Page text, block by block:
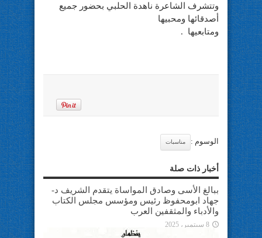
وتتشرف الشاعرة ناهدة الحلبي بحضور جميع
أصدقائها ومحبيها
ومتابعيها .
الوسوم : مناسبات
أخبار ذات صلة
ببالغ الأسى وصادق المواساة يتقدم الشريف د-
جهاد ابومحفوظ رئيس ومؤسس مجلس الكتاب
والأدباء والمثقفين العرب
8 سبتمبر، 2025